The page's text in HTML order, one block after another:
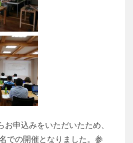
申込みをいただいたため、
での開催となりました。参